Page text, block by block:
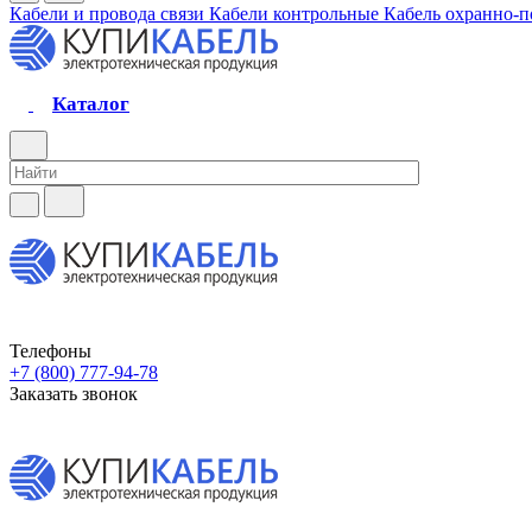
Кабели и провода связи Кабели контрольные Кабель охранно-
Каталог
Телефоны
+7 (800) 777-94-78
Заказать звонок